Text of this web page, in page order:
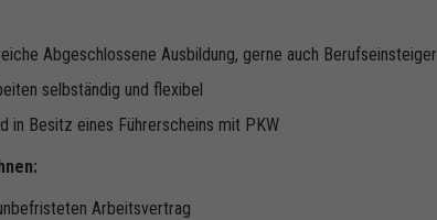
Abgeschlossene Ausbildung, gerne auch Berufseinsteiger
selbständig und flexibel
in Besitz eines Führerscheins mit PKW
Arbeitsvertrag